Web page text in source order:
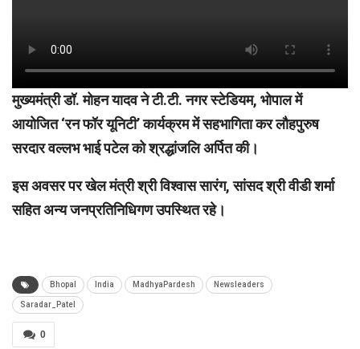
मुख्यमंत्री डॉ. मोहन यादव ने टी.टी. नगर स्टेडियम, भोपाल में
आयोजित ‘रन फॉर यूनिटी’ कार्यक्रम में सहभागिता कर लौहपुरुष
सरदार वल्लभ भाई पटेल को श्रद्धांजलि अर्पित की।
इस अवसर पर खेल मंत्री श्री विश्वास सारंग, सांसद श्री वीडी शर्मा
सहित अन्य जनप्रतिनिधिगण उपस्थित रहे।
Bhopal India MadhyaPardesh Newsleaders
Saradar_Patel
0